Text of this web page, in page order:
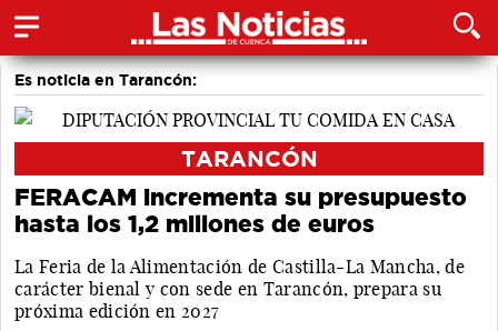
Es noticia en Tarancón:
TARANCÓN
FERACAM incrementa su presupuesto
hasta los 1,2 millones de euros
La Feria de la Alimentación de Castilla-La Mancha, de
carácter bienal y con sede en Tarancón, prepara su
próxima edición en 2027